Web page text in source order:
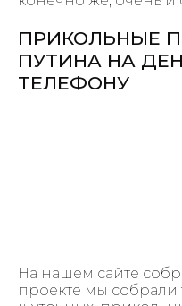
ПРИКОЛЬНЫЕ
ПУТИНА НА
ТЕЛЕФОНУ
На нашем сайте
проекте мы собрали